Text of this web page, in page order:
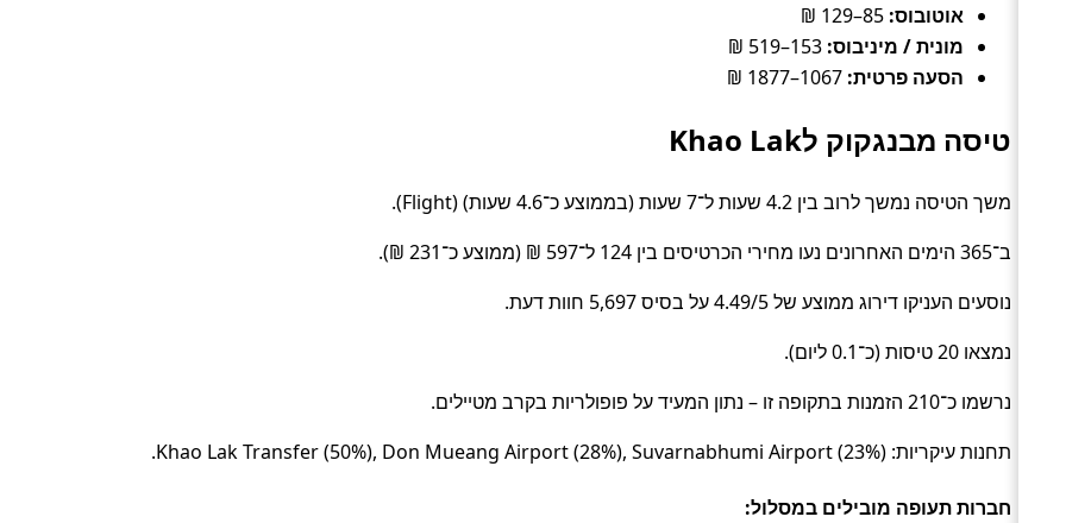
אוטובוס:
מונית / מיניבוס:
הסעה פרטית:
טיסה מבנגקוק לKhao Lak
משך הטיסה נמשך לרוב בין 4.2 שעות ל־7 שעות (בממוצע כ־4.6 שעות) (Flight).
ב־365 הימים האחרונים נעו מחירי הכרטיסים בין 124 ל־597 ₪ (ממוצע כ־231 ₪).
נוסעים העניקו דירוג ממוצע של 4.49/5 על בסיס 5,697 חוות דעת.
נמצאו 20 טיסות (כ־0.1 ליום).
נרשמו כ־210 הזמנות בתקופה זו – נתון המעיד על פופולריות בקרב מטיילים.
תחנות עיקריות: Khao Lak Transfer (50%), Don Mueang Airport (28%), Suvarnabhumi Airport (23%).
חברות תעופה מובילים במסלול: